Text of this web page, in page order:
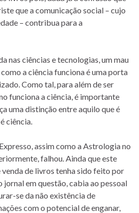
que a comunicação social – cujo
– contribua para a
nas ciências e tecnologias, um mau
a ciência funciona é uma porta
Como tal, para além de ser
funciona a ciência, é importante
uma distinção entre aquilo que é
ciência.
assim como a Astrologia no
falhou. Ainda que este
de livros tenha sido feito por
jornal em questão, cabia ao pessoal
se da não existência de
com o potencial de enganar,